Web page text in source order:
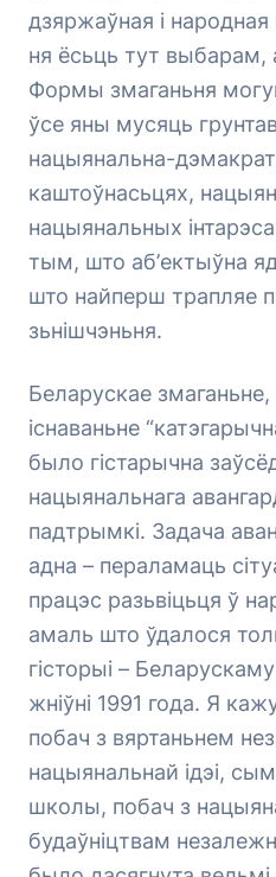
дзяржаўная і
ня ёсьць тут выбарам,
Формы змаганьня
ўсе яны мусяць
нацыянальна-
каштоўнасьцях,
нацыянальных
тым, што аб’ектыўна
што найперш трапляе
зьнішчэньня.
Беларускае
існаваньне
было гістарычна
нацыянальнага
падтрымкі. Задача
адна – пераламаць
працэс разьвіцьця ў
амаль што ўдалося
гісторыі –
жніўні 1991 года. Я
побач з вяртаньнем
нацыянальнай ідэі,
школы, побач з
будаўніцтвам